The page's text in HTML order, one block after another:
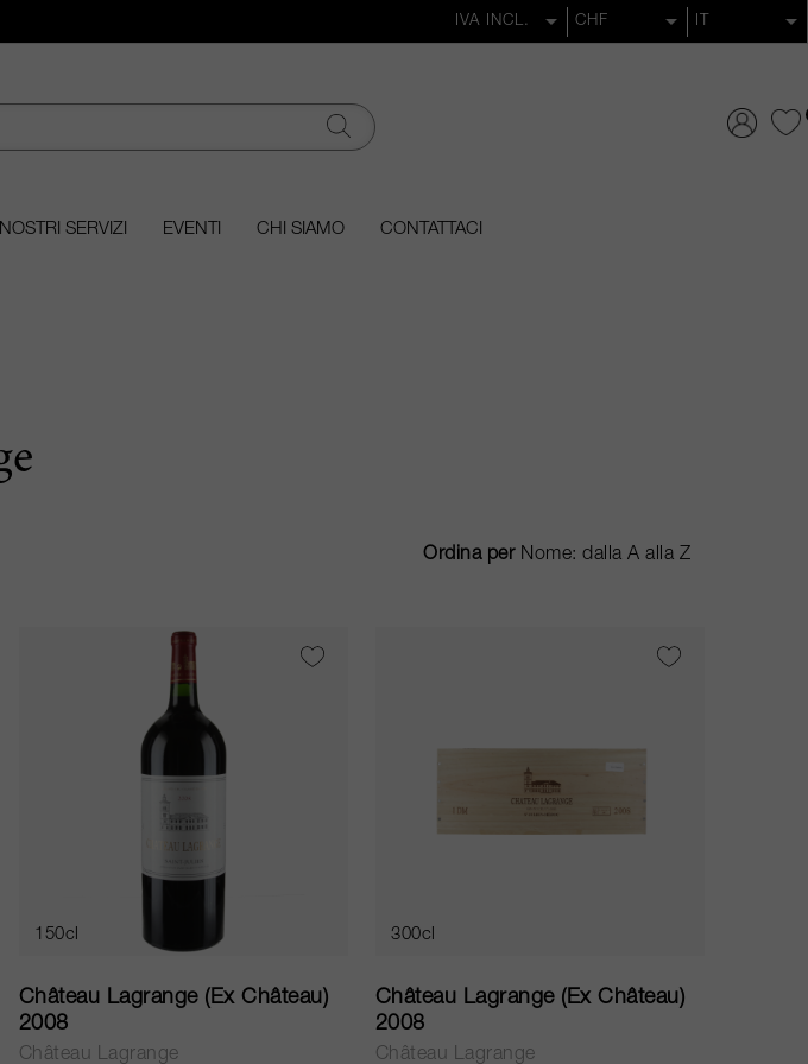
SERVIZI EVENTI CHI SIAMO CONTATTACI
Ordina per
150cl
Château Lagrange (Ex Château)
2008
Château Lagrange
300cl
Château Lagrange (Ex Château)
2008
Château Lagrange